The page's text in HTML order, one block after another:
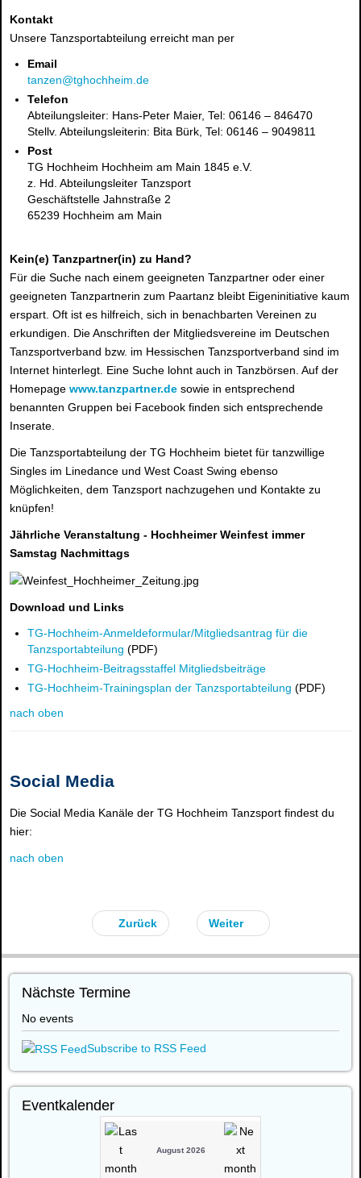
Kontakt
Unsere Tanzsportabteilung erreicht man per
Email
tanzen@tghochheim.de
Telefon
Abteilungsleiter: Hans-Peter Maier, Tel: 06146 – 846470
Stellv. Abteilungsleiterin: Bita Bürk, Tel: 06146 – 9049811
Post
TG Hochheim Hochheim am Main 1845 e.V.
z. Hd. Abteilungsleiter Tanzsport
Geschäftstelle Jahnstraße 2
65239 Hochheim am Main
Kein(e) Tanzpartner(in) zu Hand?
Für die Suche nach einem geeigneten Tanzpartner oder einer
geeigneten Tanzpartnerin zum Paartanz bleibt Eigeninitiative kaum
erspart. Oft ist es hilfreich, sich in benachbarten Vereinen zu
erkundigen. Die Anschriften der Mitgliedsvereine im Deutschen
Tanzsportverband bzw. im Hessischen Tanzsportverband sind im
Internet hinterlegt. Eine Suche lohnt auch in Tanzbörsen. Auf der
Homepage www.tanzpartner.de sowie in entsprechend
benannten Gruppen bei Facebook finden sich entsprechende
Inserate.
Die Tanzsportabteilung der TG Hochheim bietet für tanzwillige
Singles im Linedance und West Coast Swing ebenso
Möglichkeiten, dem Tanzsport nachzugehen und Kontakte zu
knüpfen!
Jährliche Veranstaltung - Hochheimer Weinfest immer
Samstag Nachmittags
Download und Links
TG-Hochheim-Anmeldeformular/Mitgliedsantrag für die
Tanzsportabteilung (PDF)
TG-Hochheim-Beitragsstaffel Mitgliedsbeiträge
TG-Hochheim-Trainingsplan der Tanzsportabteilung (PDF)
nach oben
Social Media
Die Social Media Kanäle der TG Hochheim Tanzsport findest du
hier:
nach oben
Zurück Weiter
Nächste Termine
No events
Subscribe to RSS Feed
Eventkalender
August 2026